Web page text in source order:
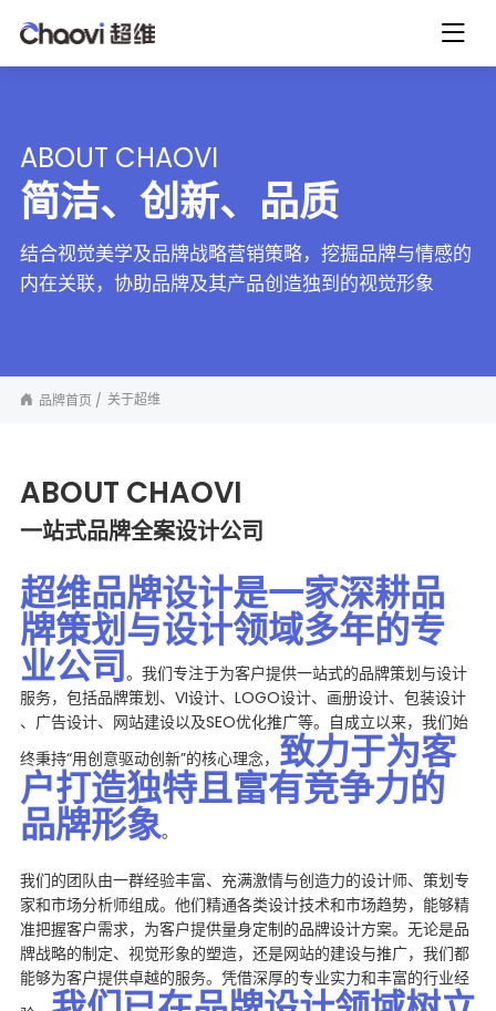
ABOUT CHAOVI
简洁、创新、品质
结合视觉美学及品牌战略营销策略，挖掘品牌与情感的
内在关联，协助品牌及其产品创造独到的视觉形象
品牌首页 关于超维
ABOUT CHAOVI
一站式品牌全案设计公司
超维品牌设计是一家深耕品
牌策划与设计领域多年的专
业公司。我们专注于为客户提供一站式的品牌策划与设计
服务，包括品牌策划、 VI设计、 LOGO设计、 画册设计、 包装设计
、广告设计、 网站建设以及SEO优化推广等。自成立以来，我们始
终秉持“用创意驱动创新”的核心理念， 致力于为客
户打造独特且富有竞争力的
品牌形象。
我们的团队由一群经验丰富、充满激情与创造力的设计师、策划专
家和市场分析师组成。他们精通各类设计技术和市场趋势，能够精
准把握客户需求，为客户提供量身定制的品牌设计方案。无论是品
牌战略的制定、视觉形象的塑造，还是网站的建设与推广，我们都
能够为客户提供卓越的服务。凭借深厚的专业实力和丰富的行业经